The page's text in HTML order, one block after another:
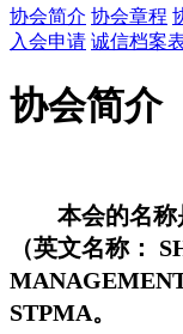
协会简介 协会章程
入会申请 诚信档案
协会简介
本会的名
（英文名称：
STPMA。